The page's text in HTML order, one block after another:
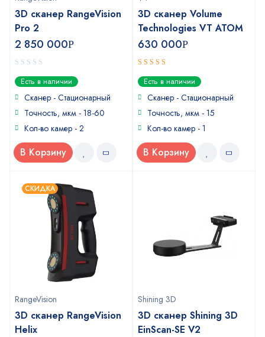
3D сканер RangeVision
Pro 2
2 850 000Р
0
out
of
Есть в наличии
Сканер - Стационарный
Точность, мкм - 18-60
Кол-во камер - 2
В Корзину
3D сканер Volume
Technologies VT ATOM
630 000Р
4.33out
of 5
Есть в наличии
Сканер - Стационарный
Точность, мкм - 15
Кол-во камер - 1
В Корзину
СКИДКА
RangeVision
3D сканер RangeVision
Helix
Shining 3D
3D сканер Shining 3D
EinScan-SE V2